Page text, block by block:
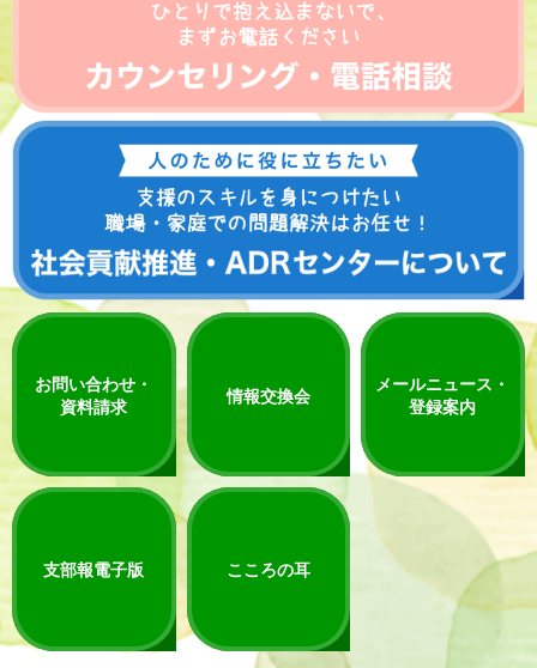
お問い合わせ・
資料請求
情報交換会
メールニュース・
登録案内
支部報電子版 こころの耳